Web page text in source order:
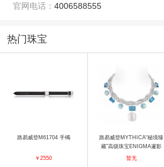
官网电话： 4006588555
热门珠宝
路易威登M61704 手镯
￥2550
路易威登MYTHICA“秘境臻
藏”高级珠宝ENIGMA邃影
项链 项链
暂无